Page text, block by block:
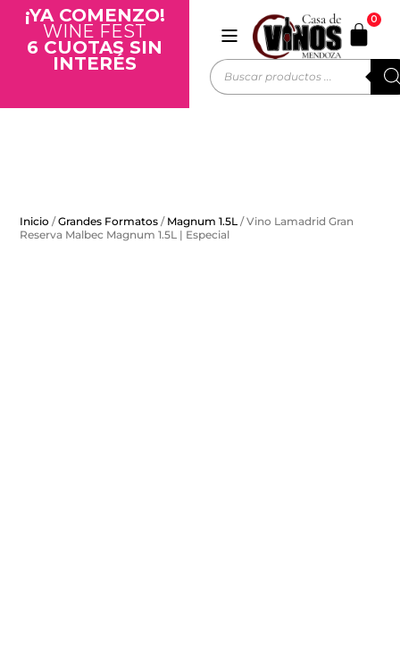
¡YA COMENZO!
WINE FEST
6 CUOTAS SIN
INTERÉS
0
Inicio /Grandes Formatos / Magnum 1.5L / Vino Lamadrid Gran
Reserva Malbec Magnum 1.5L | Especial